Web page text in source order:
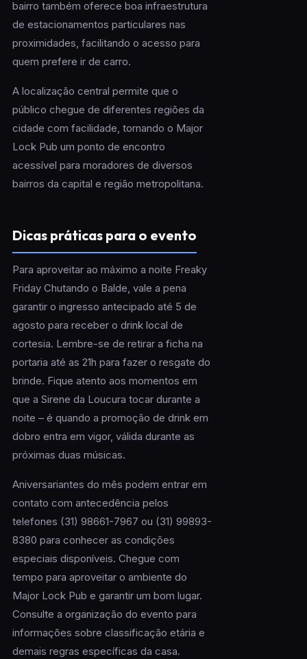
bairro também oferece boa infraestrutura
de estacionamentos particulares nas
proximidades, facilitando o acesso para
quem prefere ir de carro.
A localização central permite que o
público chegue de diferentes regiões da
cidade com facilidade, tornando o Major
Lock Pub um ponto de encontro
acessível para moradores de diversos
bairros da capital e região metropolitana.
Dicas práticas para o evento
Para aproveitar ao máximo a noite Freaky
Friday Chutando o Balde, vale a pena
garantir o ingresso antecipado até 5 de
agosto para receber o drink local de
cortesia. Lembre-se de retirar a ficha na
portaria até as 21h para fazer o resgate do
brinde. Fique atento aos momentos em
que a Sirene da Loucura tocar durante a
noite – é quando a promoção de drink em
dobro entra em vigor, válida durante as
próximas duas músicas.
Aniversariantes do mês podem entrar em
contato com antecedência pelos
telefones (31) 98661-7967 ou (31) 99893-
8380 para conhecer as condições
especiais disponíveis. Chegue com
tempo para aproveitar o ambiente do
Major Lock Pub e garantir um bom lugar.
Consulte a organização do evento para
informações sobre classificação etária e
demais regras específicas da casa.